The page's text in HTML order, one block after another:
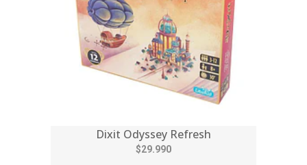
Dixit Odyssey Refresh
$29.990